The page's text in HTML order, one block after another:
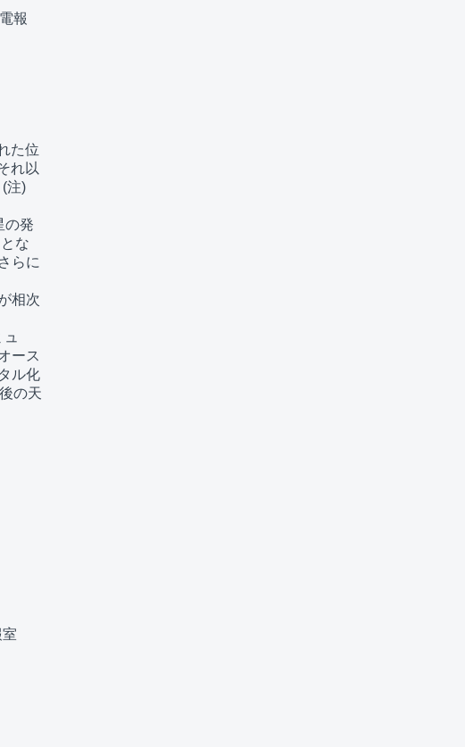
報
た位
れ以
注)
の発
な
らに
相次
ース
ル化
の天